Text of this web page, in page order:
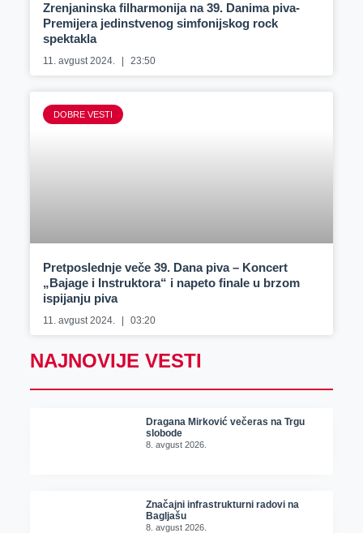
Zrenjaninska filharmonija na 39. Danima piva-
Premijera jedinstvenog simfonijskog rock
spektakla
11. avgust 2024. 23:50
DOBRE VESTI
Pretposlednje veče 39. Dana piva – Koncert
„Bajage i Instruktora“ i napeto finale u brzom
ispijanju piva
11. avgust 2024. 03:20
NAJNOVIJE VESTI
Dragana Mirković večeras na Trgu
slobode
8. avgust 2026.
Značajni infrastrukturni radovi na
Bagljašu
8. avgust 2026.